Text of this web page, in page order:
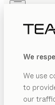
We
We use
to
our
von Martin